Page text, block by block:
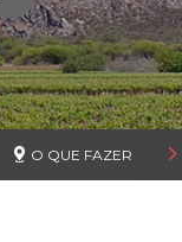
O QUE FAZER